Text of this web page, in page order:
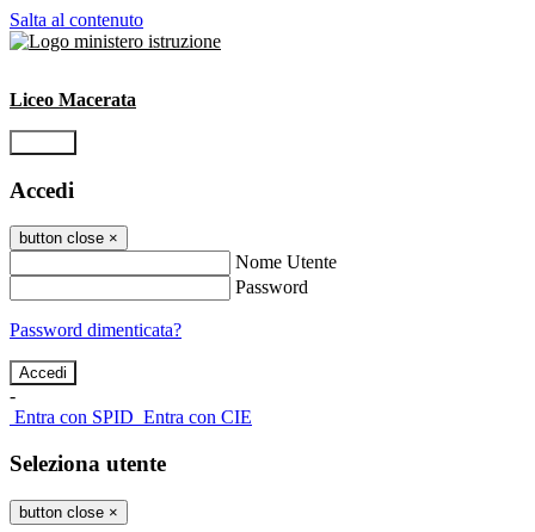
Salta al contenuto
Liceo Macerata
Accedi
button close ×
Nome Utente
Password
Password dimenticata?
-
Entra con SPID Entra con CIE
Seleziona utente
button close ×